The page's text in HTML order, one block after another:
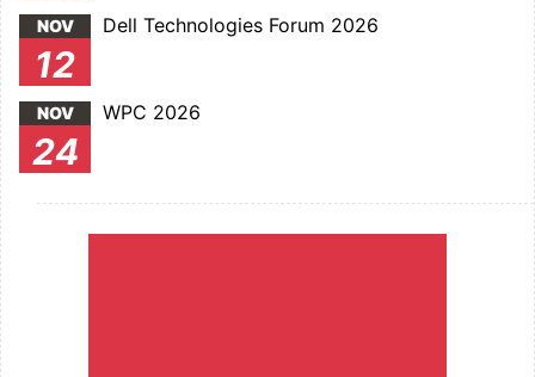
NOV
12
Dell Technologies Forum 2026
NOV
24
WPC 2026